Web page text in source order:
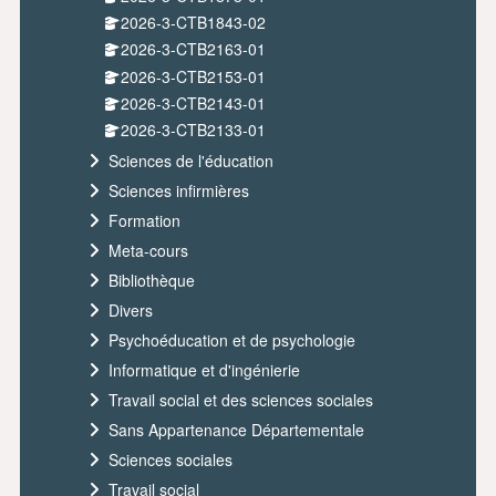
2026-3-CTB1843-02
2026-3-CTB2163-01
2026-3-CTB2153-01
2026-3-CTB2143-01
2026-3-CTB2133-01
Sciences de l'éducation
Sciences infirmières
Formation
Meta-cours
Bibliothèque
Divers
Psychoéducation et de psychologie
Informatique et d'ingénierie
Travail social et des sciences sociales
Sans Appartenance Départementale
Sciences sociales
Travail social